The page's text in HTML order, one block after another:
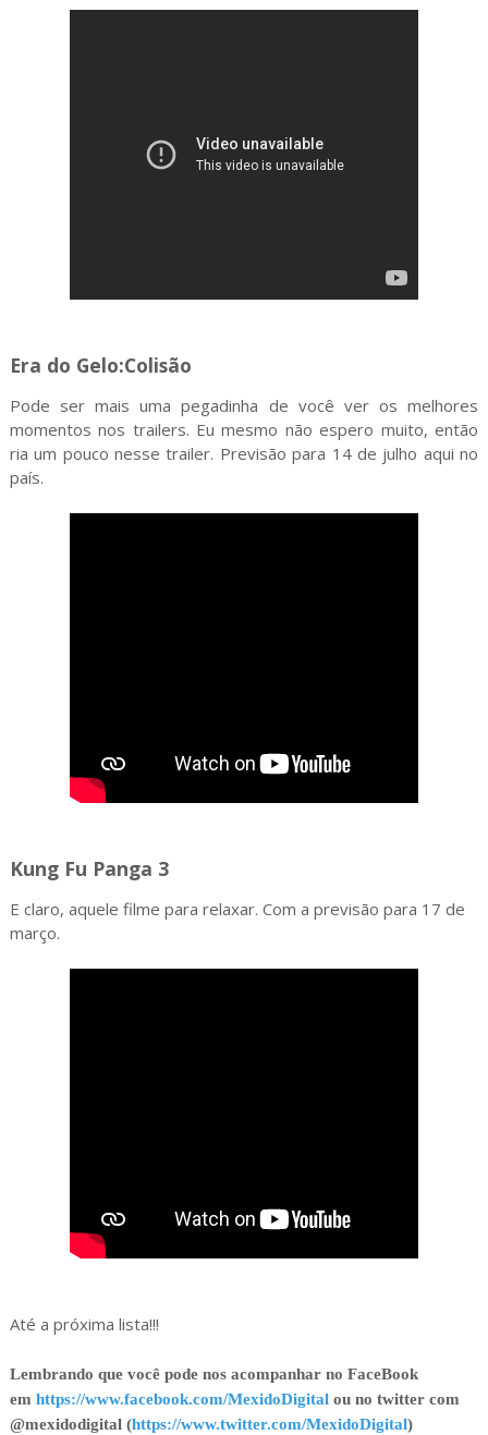
Era do Gelo:Colisão
Pode ser mais uma pegadinha de você ver os melhores
momentos nos trailers. Eu mesmo não espero muito, então
ria um pouco nesse trailer. Previsão para 14 de julho aqui no
país.
Kung Fu Panga 3
E claro, aquele filme para relaxar. Com a previsão para 17 de
março.
Até a próxima lista!!!
Lembrando que você pode nos acompanhar no FaceBook
em https://www.facebook.com/MexidoDigitalou no twitter com
@mexidodigital (https://www.twitter.com/MexidoDigital)